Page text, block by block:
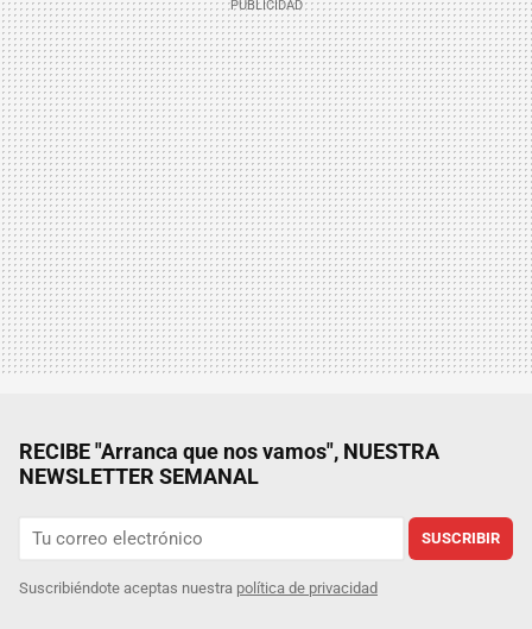
RECIBE "Arranca que nos vamos", NUESTRA
NEWSLETTER SEMANAL
SUSCRIBIR
Suscribiéndote aceptas nuestra política de privacidad